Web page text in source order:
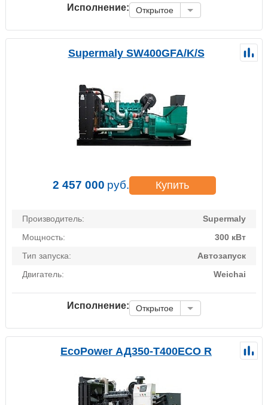
Исполнение: Открытое
Supermaly SW400GFA/K/S
2 457 000 руб. Купить
Производитель:
Supermaly
Мощность:
300 кВт
Тип запуска:
Автозапуск
Двигатель:
Weichai
Исполнение: Открытое
EcoPower АД350-T400ECO R